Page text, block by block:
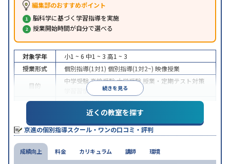
編集部のおすすめポイント
脳科学に基づく学習指導を実施
授業開始時間が自分で選べる
続きを見る
対象学年 小1 ~ 6 中1 ~ 3 高1 ~ 3
授業形式
個別指導(1対1) 個別指導(1対2~) 映像授業
目的
中学受験高校受験大学受験 授業・定期テスト対策
学習習慣の定着
中高一貫校生に対応授業の振替可能学習にPC・タ
ブレットを利用季節講習のみの受講可
※2024年6月調査。大学受験塾・予備校のアンケート調査方法を参照
近くの教室を探す
京進の個別指導スクール・ワンの口コミ・評判
成績向上 料金 カリキュラム 講師 環境